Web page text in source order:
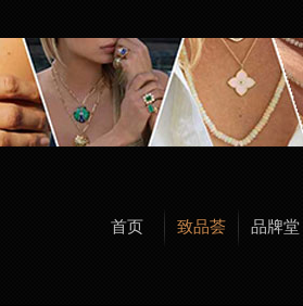
首页 致品荟 品牌堂